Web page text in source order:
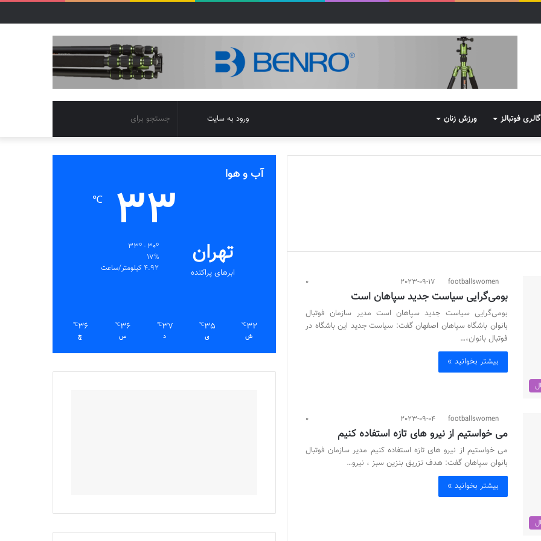
گالری فوتبالز ورزش زنان
برای
تغییر
پوسته
ورود به سایت
footballswomen
2023-09-17
0
بومی‌گرایی سیاست جدید سپاهان است
بومی‌گرایی سیاست جدید سپاهان است مدیر سازمان فوتبال
بانوان باشگاه سپاهان اصفهان گفت: سیاست جدید این باشگاه در
فوتبال بانوان،…
بیشتر بخوانید »
footballswomen
2023-09-04
0
می خواستیم از نیرو های تازه استفاده کنیم
می خواستیم از نیرو های تازه استفاده کنیم مدیر سازمان فوتبال
بانوان سپاهان گفت: هدف تزریق بنزین سبز ، نیرو…
بیشتر بخوانید »
آب و هوا
تهران
ابرهای پراکنده
33
℃
17%
4.92 کیلومتر/ساعت
32
℃
ش
35
℃
ی
37
℃
د
36
℃
س
36
℃
چ